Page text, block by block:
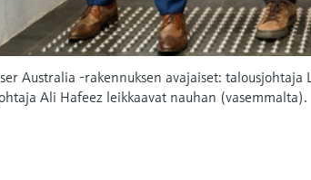
Australia -rakennuksen avajaiset:
Ali Hafeez leikkaavat nauhan (vasemmalta).